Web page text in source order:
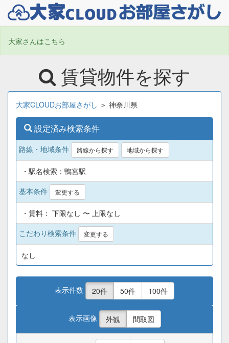
大家さんはこちら
賃貸物件を探す
大家CLOUDお部屋さがし ＞ 神奈川県
設定済み検索条件
路線・地域条件 路線から探す 地域から探す
・駅名検索：鴨宮駅
基本条件
変更する
・賃料： 下限なし 〜 上限なし
こだわり検索条件
変更する
なし
表示件数 20件 50件 100件
表示画像 外観 間取図